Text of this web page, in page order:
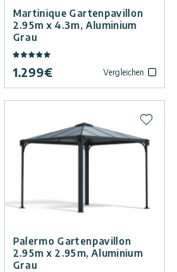
Martinique Gartenpavillon
2.95m x 4.3m, Aluminium
Grau
1.299€ Vergleichen
hinzufügen
Palermo Gartenpavillon
2.95m x 2.95m, Aluminium
Grau
Zur